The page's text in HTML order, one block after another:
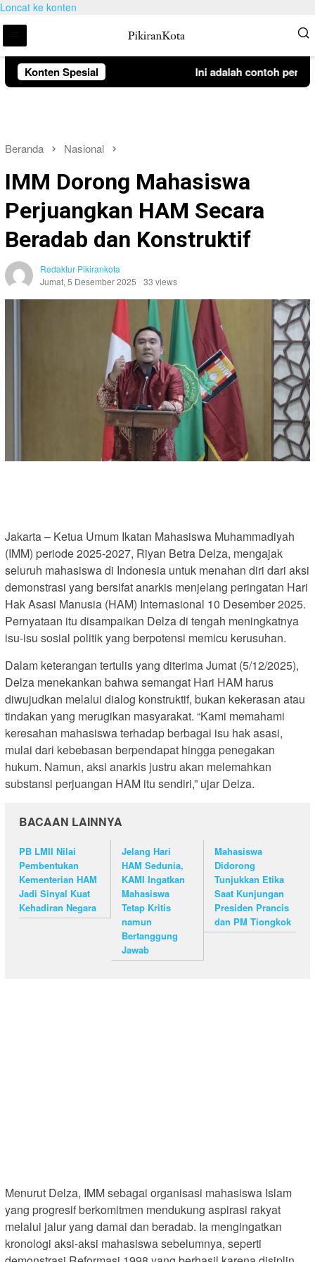
Loncat ke konten
Konten Spesial Ini adalah contoh
Beranda Nasional
IMM Dorong Mahasiswa
Perjuangkan HAM Secara
Beradab dan Konstruktif
Redaktur Pikirankota
Jumat, 5 Desember 2025
33 views
Jakarta – Ketua Umum Ikatan Mahasiswa Muhammadiyah
(IMM) periode 2025-2027, Riyan Betra Delza, mengajak
seluruh mahasiswa di Indonesia untuk menahan diri dari aksi
demonstrasi yang bersifat anarkis menjelang peringatan Hari
Hak Asasi Manusia (HAM) Internasional 10 Desember 2025.
Pernyataan itu disampaikan Delza di tengah meningkatnya
isu-isu sosial politik yang berpotensi memicu kerusuhan.
Dalam keterangan tertulis yang diterima Jumat (5/12/2025),
Delza menekankan bahwa semangat Hari HAM harus
diwujudkan melalui dialog konstruktif, bukan kekerasan atau
tindakan yang merugikan masyarakat. “Kami memahami
keresahan mahasiswa terhadap berbagai isu hak asasi,
mulai dari kebebasan berpendapat hingga penegakan
hukum. Namun, aksi anarkis justru akan melemahkan
substansi perjuangan HAM itu sendiri,” ujar Delza.
BACAAN LAINNYA
PB LMII Nilai
Pembentukan
Kementerian HAM
Jadi Sinyal Kuat
Kehadiran Negara
Jelang Hari
HAM Sedunia,
KAMI Ingatkan
Mahasiswa
Tetap Kritis
namun
Bertanggung
Jawab
Mahasiswa
Didorong
Tunjukkan Etika
Saat Kunjungan
Presiden Prancis
dan PM Tiongkok
Menurut Delza, IMM sebagai organisasi mahasiswa Islam
yang progresif berkomitmen mendukung aspirasi rakyat
melalui jalur yang damai dan beradab. Ia mengingatkan
kronologi aksi-aksi mahasiswa sebelumnya, seperti